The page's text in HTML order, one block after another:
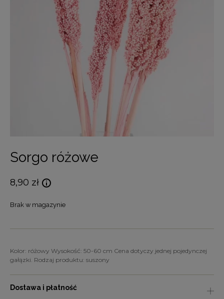
Sorgo różowe
8,90 zł
Brak w magazynie
Kolor: różowy Wysokość: 50-60 cm Cena dotyczy jednej pojedynczej
gałązki. Rodzaj produktu: suszony
Dostawa i płatność